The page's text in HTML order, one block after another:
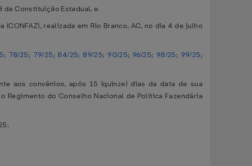
da Constituição Estadual, e
realizada em Rio Branco, AC, no dia 4 de julho
; 78/25; 79/25; 84/25; 89/25; 90/25; 96/25; 98/25; 99/25;
aos convênios, após 15 (quinze) dias da data de sua
Regimento do Conselho Nacional de Política Fazendária